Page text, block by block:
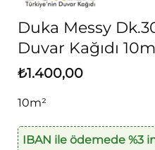
Duka Messy
Duvar Kağıdı
₺1.400,00
10m²
IBAN ile ödemede %3